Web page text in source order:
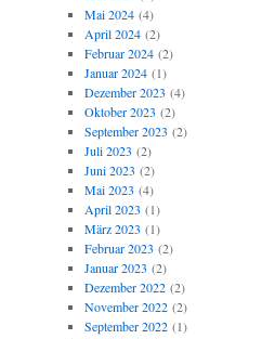
Mai 2024(4)
April 2024(2)
Februar 2024(2)
Januar 2024(1)
Dezember 2023 (4)
Oktober 2023 (2)
September 2023 (2)
Juli 2023 (2)
Juni 2023 (2)
Mai 2023 (4)
April 2023 (1)
März 2023 (1)
Februar 2023 (2)
Januar 2023 (2)
Dezember 2022(2)
November 2022(2)
September 2022(1)